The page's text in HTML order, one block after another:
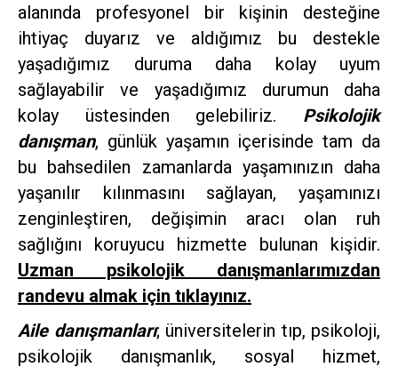
alanında profesyonel bir kişinin desteğine
ihtiyaç duyarız ve aldığımız bu destekle
yaşadığımız duruma daha kolay uyum
sağlayabilir ve yaşadığımız durumun daha
kolay üstesinden gelebiliriz. Psikolojik
danışman, günlük yaşamın içerisinde tam da
bu bahsedilen zamanlarda yaşamınızın daha
yaşanılır kılınmasını sağlayan, yaşamınızı
zenginleştiren, değişimin aracı olan ruh
sağlığını koruyucu hizmette bulunan kişidir.
Uzman psikolojik danışmanlarımızdan
randevu almak için tıklayınız.
Aile danışmanları; üniversitelerin tıp, psikoloji,
psikolojik danışmanlık, sosyal hizmet,